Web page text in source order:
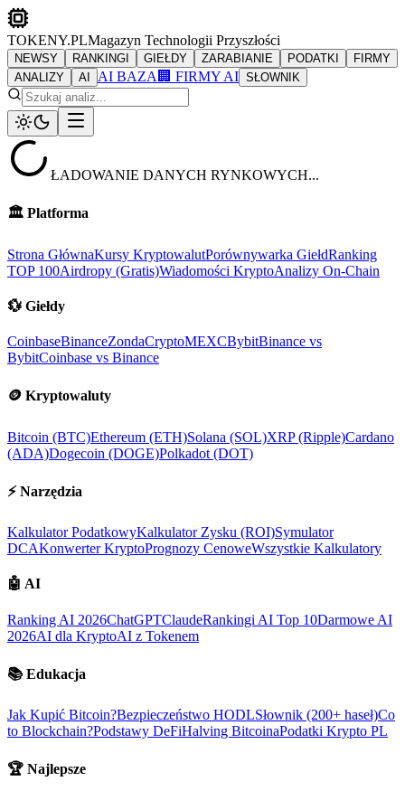
TOKENY.PLMagazyn Technologii Przyszłości
NEWSY RANKINGI GIEŁDY ZARABIANIE PODATKI
FIRMY
ANALIZY
AI AI BAZA 🏢 FIRMY AI SŁOWNIK
ŁADOWANIE DANYCH RYNKOWYCH...
🏛️ Platforma
Strona GłównaKursy KryptowalutPorównywarka GiełdRanking
TOP 100Airdropy (Gratis)Wiadomości KryptoAnalizy On-Chain
💱 Giełdy
CoinbaseBinanceZondaCryptoMEXCBybitBinance vs
BybitCoinbase vs Binance
🪙 Kryptowaluty
Bitcoin (BTC)Ethereum (ETH)Solana (SOL)XRP (Ripple)Cardano
(ADA)Dogecoin (DOGE)Polkadot (DOT)
⚡ Narzędzia
Kalkulator PodatkowyKalkulator Zysku (ROI)Symulator
DCAKonwerter KryptoPrognozy CenoweWszystkie Kalkulatory
🤖 AI
Ranking AI 2026ChatGPTClaudeRankingi AI Top 10Darmowe AI
2026AI dla KryptoAI z Tokenem
📚 Edukacja
Jak Kupić Bitcoin?Bezpieczeństwo HODLSłownik (200+ haseł)Co
to Blockchain?Podstawy DeFiHalving BitcoinaPodatki Krypto PL
🏆 Najlepsze